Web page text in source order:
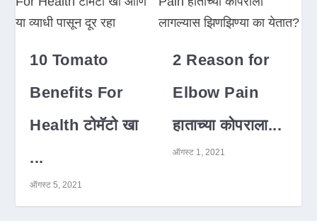
10 Tomato
Benefits For
Health टोमॅटो खा
...
ऑगस्ट 5, 2021
2 Reason for
Elbow Pain
हाताच्या कोपराला...
ऑगस्ट 1, 2021